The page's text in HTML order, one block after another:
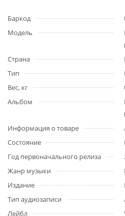
Баркод
Модель
Страна
Тип
Вес, кг
Альбом
Информация о товаре
Состояние
Год первоначального релиза
Жанр музыки
Издание
Тип аудиозаписи
Лейбл